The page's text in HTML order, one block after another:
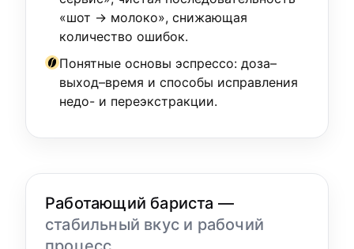
«шот → молоко», снижающая
количество ошибок.
Понятные основы эспрессо: доза–
выход–время и способы исправления
недо- и переэкстракции.
Работающий бариста —
стабильный вкус и рабочий